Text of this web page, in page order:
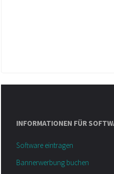
INFORMATIONEN FÜR
Software eintragen
Bannerwerbung buchen